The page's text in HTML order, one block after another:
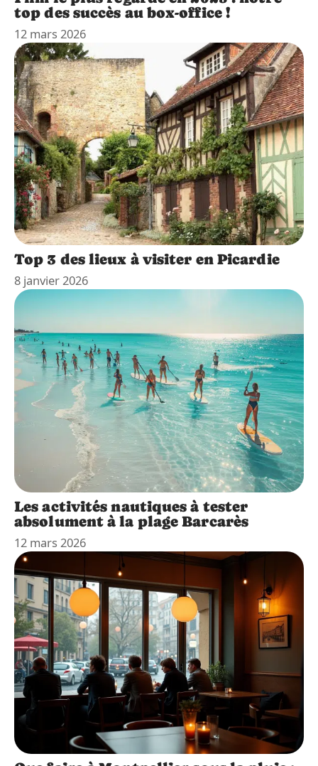
top des succès au box-office !
12 mars 2026
Top 3 des lieux à visiter en Picardie
8 janvier 2026
Les activités nautiques à tester
absolument à la plage Barcarès
12 mars 2026